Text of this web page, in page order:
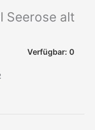
Seerose alt
Verfügbar: 0